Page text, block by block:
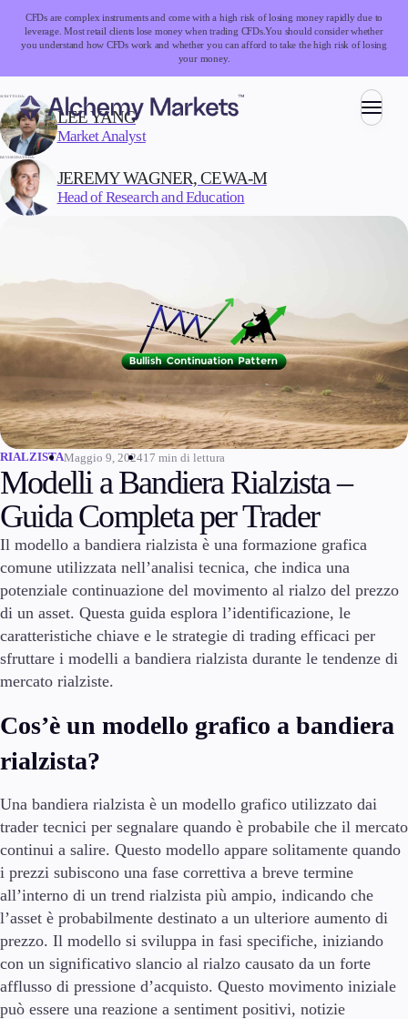
CFDs are complex instruments and come with a high risk of losing money rapidly due to
leverage. Most retail clients lose money when trading CFDs.You should consider whether
you understand how CFDs work and whether you can afford to take the high risk of losing
your money.
Trading
Indici
Materie prime
Criptovalute
Investire
Investire
Istituzionale
Copy trading
Depositi e prelievi
Conti
Premier
Demo
Piattaforme
Piattaforme di trading
MetaTrader
TradingView
API FIX
Strumenti e Formazione
SCRITTO DA:
LEE YANG
Market Analyst
REVISIONATO DA:
JEREMY WAGNER, CEWA-M
Head of Research and Education
RIALZISTAMaggio 9, 202417 min di lettura
Modelli a Bandiera Rialzista –
Guida Completa per Trader
Il modello a bandiera rialzista è una formazione grafica
comune utilizzata nell’analisi tecnica, che indica una
potenziale continuazione del movimento al rialzo del prezzo
di un asset. Questa guida esplora l’identificazione, le
caratteristiche chiave e le strategie di trading efficaci per
sfruttare i modelli a bandiera rialzista durante le tendenze di
mercato rialziste.
Cos’è un modello grafico a bandiera
rialzista?
Una bandiera rialzista è un modello grafico utilizzato dai
trader tecnici per segnalare quando è probabile che il mercato
continui a salire. Questo modello appare solitamente quando
i prezzi subiscono una fase correttiva a breve termine
all’interno di un trend rialzista più ampio, indicando che
l’asset è probabilmente destinato a un ulteriore aumento di
prezzo. Il modello si sviluppa in fasi specifiche, iniziando
con un significativo slancio al rialzo causato da un forte
afflusso di pressione d’acquisto. Questo movimento iniziale
può essere una reazione a sentiment positivi, notizie